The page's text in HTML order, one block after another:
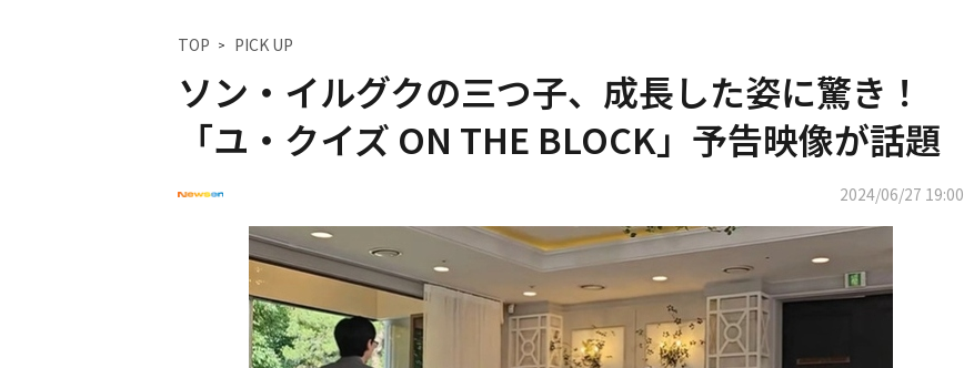
TOP PICK UP
ソン・イルグクの三つ子、成長した姿に驚き！
「ユ・クイズ ON THE BLOCK」予告映像が話題
2024/06/27 19:00